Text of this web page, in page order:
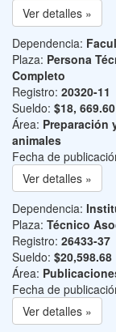
Ver detalles »
Dependencia:
Plaza: Persona
Completo
Registro: 20320-11
Sueldo: $18, 669.60
Área: Preparación
animales
Fecha de
Ver detalles »
Dependencia:
Plaza: Técnico
Registro: 26433-37
Sueldo: $20,598.68
Área:
Fecha de
Ver detalles »